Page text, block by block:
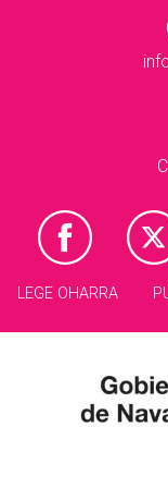
LEGE OHARRA